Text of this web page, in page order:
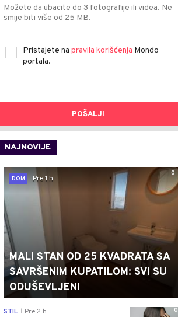
Možete da ubacite do 3 fotografije ili videa. Ne
smije biti više od 25 MB.
Pristajete na pravila korišćenja Mondo
portala.
POŠALJI
NAJNOVIJE
0
DOM
Pre 1 h
MALI STAN OD 25 KVADRATA SA
SAVRŠENIM KUPATILOM: SVI SU
ODUŠEVLJENI
0
STIL Pre 2 h